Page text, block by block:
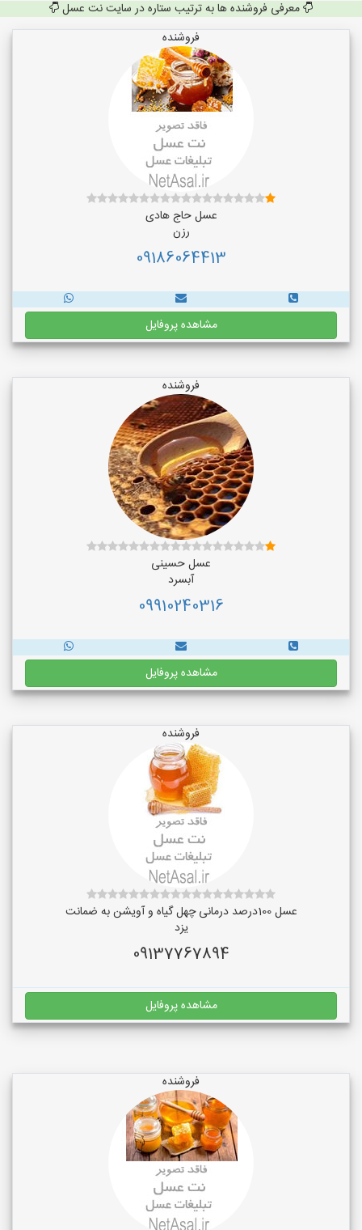
معرفی فروشنده ها به ترتیب ستاره در سایت نت عسل
فروشنده
عسل حاج هادی
رزن
09186064413
مشاهده پروفایل
فروشنده
عسل حسینی
آبسرد
09910240316
مشاهده پروفایل
فروشنده
عسل 100درصد درمانی چهل گیاه و آویشن به ضمانت
یزد
09137767894
مشاهده پروفایل
فروشنده